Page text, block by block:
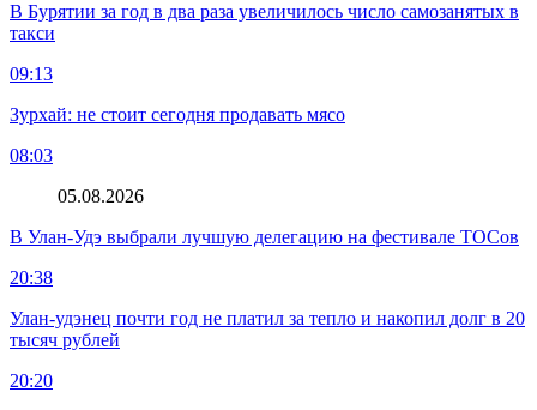
В Бурятии за год в два раза увеличилось число самозанятых в
такси
09:13
Зурхай: не стоит сегодня продавать мясо
08:03
05.08.2026
В Улан-Удэ выбрали лучшую делегацию на фестивале ТОСов
20:38
Улан-удэнец почти год не платил за тепло и накопил долг в 20
тысяч рублей
20:20